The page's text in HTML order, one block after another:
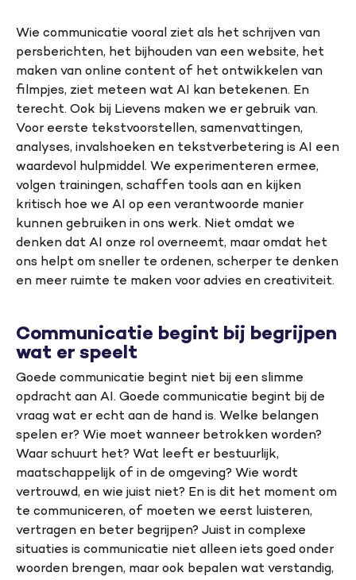
Wie communicatie vooral ziet als het schrijven van
persberichten, het bijhouden van een website, het
maken van online content of het ontwikkelen van
filmpjes, ziet meteen wat AI kan betekenen. En
terecht. Ook bij Lievens maken we er gebruik van.
Voor eerste tekstvoorstellen, samenvattingen,
analyses, invalshoeken en tekstverbetering is AI een
waardevol hulpmiddel. We experimenteren ermee,
volgen trainingen, schaffen tools aan en kijken
kritisch hoe we AI op een verantwoorde manier
kunnen gebruiken in ons werk. Niet omdat we
denken dat AI onze rol overneemt, maar omdat het
ons helpt om sneller te ordenen, scherper te denken
en meer ruimte te maken voor advies en creativiteit.
Communicatie begint bij begrijpen
wat er speelt
Goede communicatie begint niet bij een slimme
opdracht aan AI. Goede communicatie begint bij de
vraag wat er echt aan de hand is. Welke belangen
spelen er? Wie moet wanneer betrokken worden?
Waar schuurt het? Wat leeft er bestuurlijk,
maatschappelijk of in de omgeving? Wie wordt
vertrouwd, en wie juist niet? En is dit het moment om
te communiceren, of moeten we eerst luisteren,
vertragen en beter begrijpen? Juist in complexe
situaties is communicatie niet alleen iets goed onder
woorden brengen, maar ook bepalen wat verstandig,